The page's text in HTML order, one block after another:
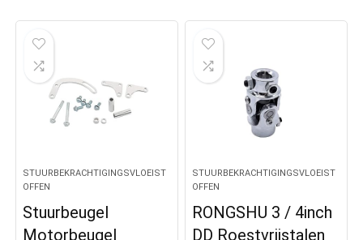
STUURBEKRACHTIGINGSVLOEIST
OFFEN
Stuurbeugel
Motorbeugel
STUURBEKRACHTIGINGSVLOEIST
OFFEN
RONGSHU 3 / 4inch
DD Roestvrijstalen